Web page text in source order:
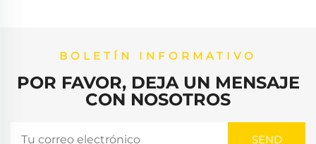
BOLETÍN INFORMATIVO
POR FAVOR, DEJA UN MENSAJE
CON NOSOTROS